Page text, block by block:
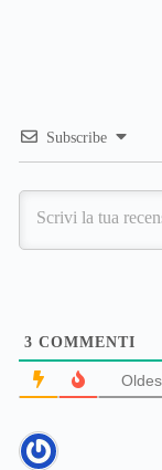
Subscribe
3 COMMENTI